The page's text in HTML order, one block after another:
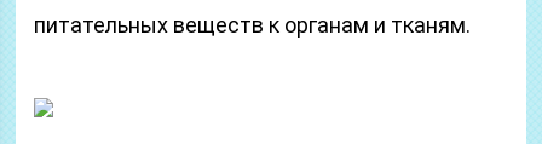
питательных веществ к органам и тканям.